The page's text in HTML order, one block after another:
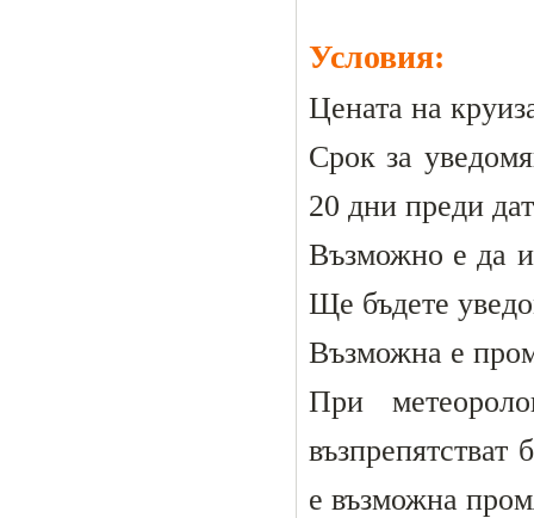
Условия:
Цената на
Срок за
20 дни преди
Възможно е да
Ще бъдете
Възможна е
При
възпрепятстват
е възможна